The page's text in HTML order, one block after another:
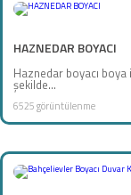
HAZNEDAR BOYACI
Haznedar boyacı
şekilde...
6525 görüntülenme